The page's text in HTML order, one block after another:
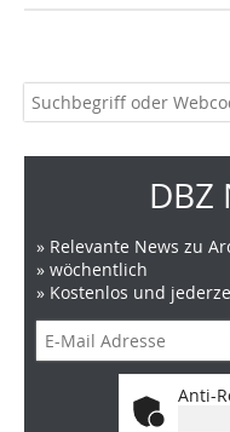
DBZ
» Relevante News zu
» wöchentlich
» Kostenlos und
Anti-